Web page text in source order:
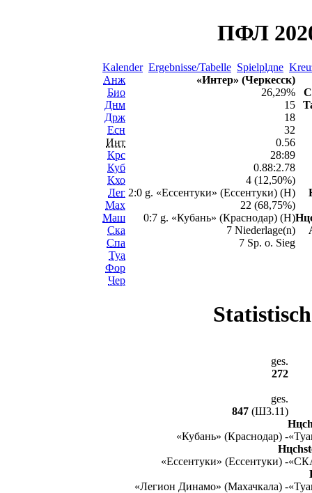
ПФЛ
Kalender Ergebnisse/Tabelle Spielplдne
Анж
Био
Днм
Држ
Есн
Инт
Крс
Куб
Кхо
Лег
Мах
Маш
Ска
Спа
Туа
Фор
Чер
«Интер» (Черкесск)
26,29%
15
18
32
0.56
28:89
0.88:2.78
4 (12,50%)
2:0 g. «Ессентуки» (Ессентуки) (H)
22 (68,75%)
0:7 g. «Кубань» (Краснодар) (H)
7 Niederlage(n)
7 Sp. o. Sieg
ges.
272
ges.
847(Ш3.11)
«Кубань» (Краснодар) -
«Ессентуки» (Ессентуки) -
«Легион Динамо» (Махачкала) -